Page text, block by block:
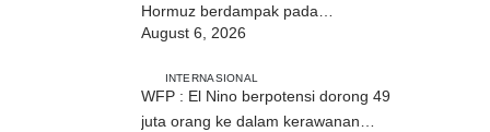
Hormuz berdampak pada
perdagangan energi, pupuk, dan
August 6, 2026
INTERNASIONAL
WFP : El Nino berpotensi dorong 49
juta orang ke dalam kerawanan